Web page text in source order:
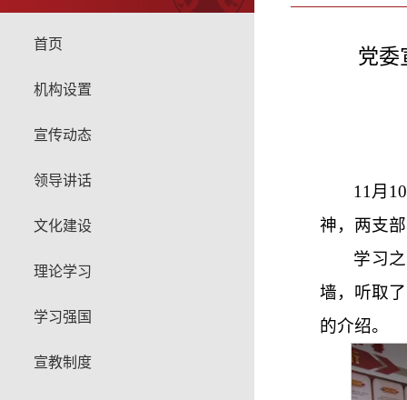
首页
机构设置
宣传动态
领导讲话
文化建设
理论学习
学习强国
宣教制度
党委
11月
神，两支
学习
墙，听取
的介绍。